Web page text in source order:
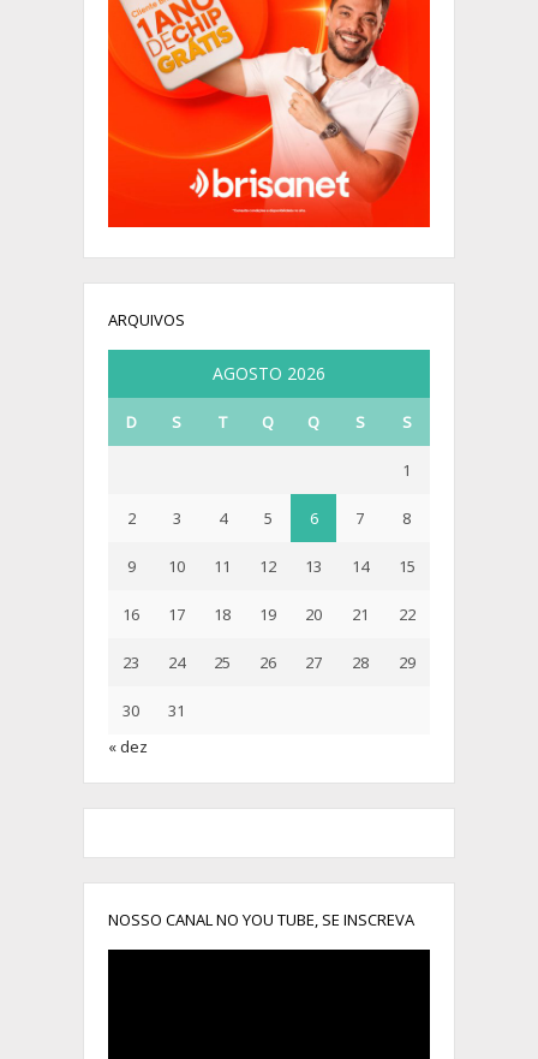
ARQUIVOS
AGOSTO 2026
D S T Q Q S S
1
2 3 4 5 6 7 8
9 10 11 12 13 14 15
16 17 18 19 20 21 22
23 24 25 26 27 28 29
30
31
« dez
NOSSO CANAL NO YOU TUBE, SE INSCREVA